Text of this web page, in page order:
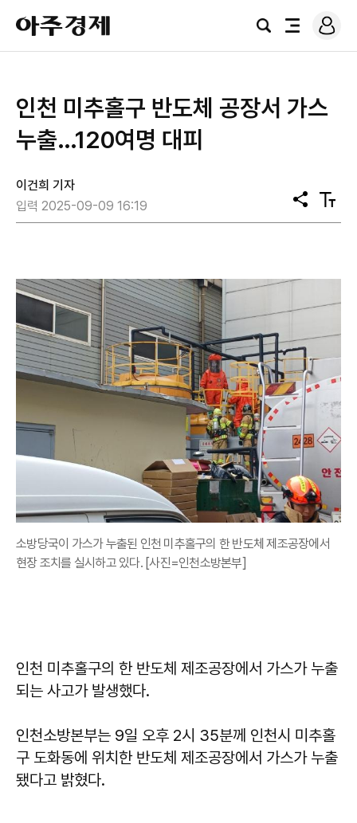
아
주
경
검
전
로
그
인천 미추홀구 반도체 공장서 가스
누출…120여명 대피
이건희 기자
입력 2025-09-09 16:19
공
유
텍
스
소방당국이 가스가 누출된 인천 미추홀구의 한 반도체 제조공장에서
현장 조치를 실시하고 있다. [사진=인천소방본부]
인천 미추홀구의 한 반도체 제조공장에서 가스가 누출
되는 사고가 발생했다.
인천소방본부는 9일 오후 2시 35분께 인천시 미추홀
구 도화동에 위치한 반도체 제조공장에서 가스가 누출
됐다고 밝혔다.